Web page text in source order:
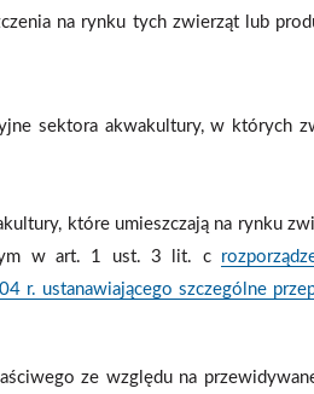
na rynku tych zwierząt lub
sektora akwakultury, w których
które umieszczają na rynku
w art. 1 ust. 3 lit. c
r. ustanawiającego szczególne
ze względu na